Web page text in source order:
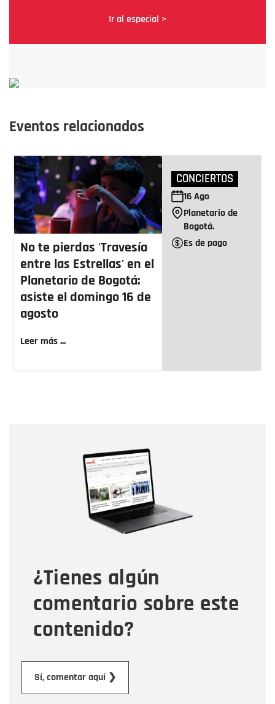
Ir al especial >
Eventos relacionados
No te pierdas 'Travesía
entre las Estrellas' en el
Planetario de Bogotá:
asiste el domingo 16 de
agosto
Leer más ...
CONCIERTOS
16Ago
Planetario de
Bogotá.
Es de pago
¿Tienes algún
comentario sobre este
contenido?
Sí, comentar aquí ❯
Correo electrónico
Tipo de comentario
Mensaje